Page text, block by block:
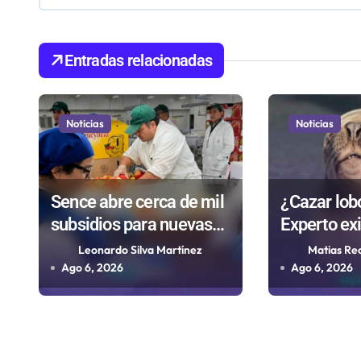
i
ó
n
d
e
e
n
t
Entradas relacionadas
Noticias
Sence abre cerca de mil
subsidios para nuevas
contrataciones en la
Región Antofagasta
Leonardo Silva Martínez
Ago 6, 2026
Noticias
¿Cazar
Experto
que
Matias
Ago 6, 2026